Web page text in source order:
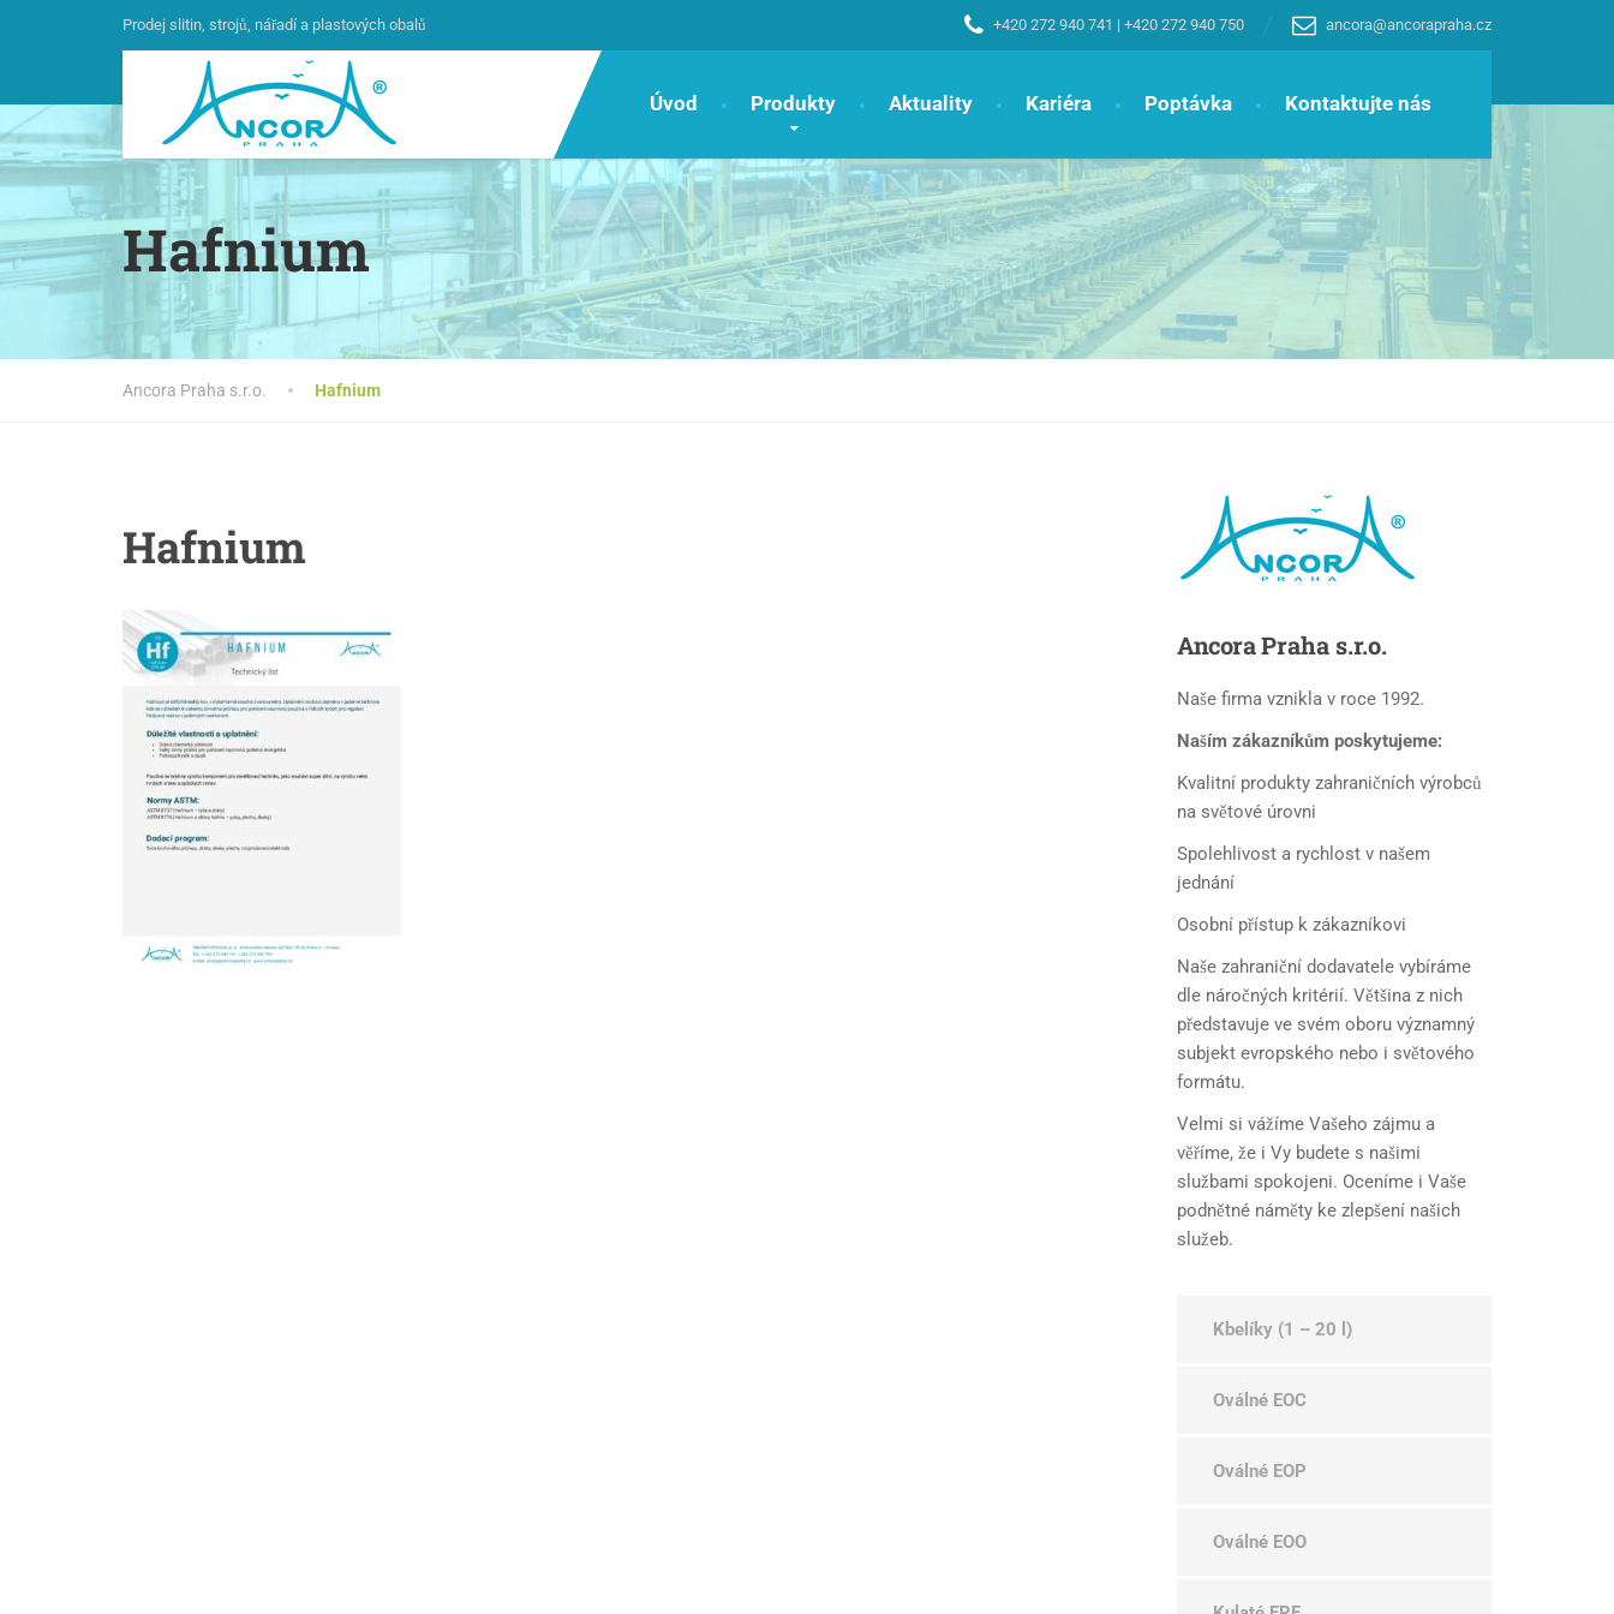
Prodej slitin, strojů, nářadí a plastových obalů +420 272 940 741 | +420 272 940 750 ancora@ancorapraha.cz
Úvod Produkty Aktuality Kariéra Poptávka Kontaktujte nás
Hafnium
Ancora Praha s.r.o. Hafnium
Hafnium
AncoraPraha s.r.o.
Naše firma vznikla v roce 1992.
Naším zákazníkům poskytujeme:
Kvalitní produkty zahraničních výrobců
na světové úrovni
Spolehlivost a rychlost v našem
jednání
Osobní přístup k zákazníkovi
Naše zahraniční dodavatele vybíráme
dle náročných kritérií. Většina z nich
představuje ve svém oboru významný
subjekt evropského nebo i světového
formátu.
Velmi si vážíme Vašeho zájmu a
věříme, že i Vy budete s našimi
službami spokojeni. Oceníme i Vaše
podnětné náměty ke zlepšení našich
služeb.
Kbelíky (1 – 20 l)
Oválné EOC
Oválné EOP
Oválné EOO